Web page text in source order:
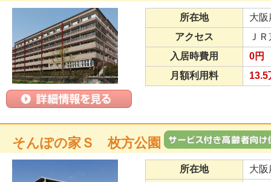
所在地
大
アクセス
Ｊ
入居時費用
0円
月額利用料
13.5
そんぽの家Ｓ 枚方公園
所在地
大